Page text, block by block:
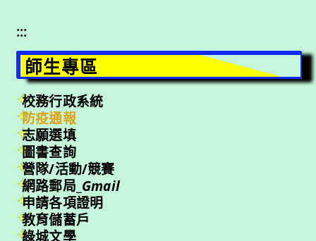
:::
師生專區
校務行政系統
防疫通報
志願選填
圖書查詢
營隊/活動/競賽
網路郵局_ Gmail
申請各項證明
教育儲蓄戶
綠城文學